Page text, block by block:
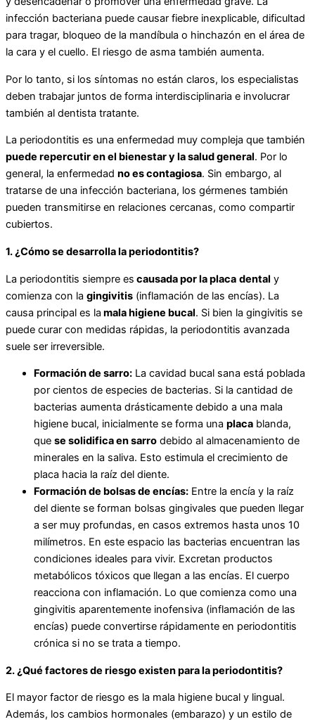
infección bacteriana puede causar fiebre inexplicable, dificultad
para tragar, bloqueo de la mandíbula o hinchazón en el área de
la cara y el cuello. El riesgo de asma también aumenta.
Por lo tanto, si los síntomas no están claros, los especialistas
deben trabajar juntos de forma interdisciplinaria e involucrar
también al dentista tratante.
La periodontitis es una enfermedad muy compleja que también
puede repercutir en el bienestar y la salud general. Por lo
general, la enfermedad no es contagiosa. Sin embargo, al
tratarse de una infección bacteriana, los gérmenes también
pueden transmitirse en relaciones cercanas, como compartir
cubiertos.
1. ¿Cómo se desarrolla la periodontitis?
La periodontitis siempre es causada por la placa dental y
comienza con la gingivitis (inflamación de las encías). La
causa principal es la mala higiene bucal. Si bien la gingivitis se
puede curar con medidas rápidas, la periodontitis avanzada
suele ser irreversible.
Formación de sarro: La cavidad bucal sana está poblada
por cientos de especies de bacterias. Si la cantidad de
bacterias aumenta drásticamente debido a una mala
higiene bucal, inicialmente se forma una placa blanda,
que se solidifica en sarro debido al almacenamiento de
minerales en la saliva. Esto estimula el crecimiento de
placa hacia la raíz del diente.
Formación de bolsas de encías: Entre la encía y la raíz
del diente se forman bolsas gingivales que pueden llegar
a ser muy profundas, en casos extremos hasta unos 10
milímetros. En este espacio las bacterias encuentran las
condiciones ideales para vivir. Excretan productos
metabólicos tóxicos que llegan a las encías. El cuerpo
reacciona con inflamación. Lo que comienza como una
gingivitis aparentemente inofensiva (inflamación de las
encías) puede convertirse rápidamente en periodontitis
crónica si no se trata a tiempo.
2. ¿Qué factores de riesgo existen para la periodontitis?
El mayor factor de riesgo es la mala higiene bucal y lingual.
Además, los cambios hormonales (embarazo) y un estilo de